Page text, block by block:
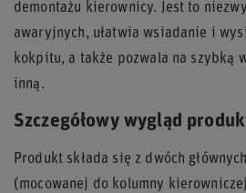
demontażu kierownicy. Jest to
awaryjnych, ułatwia wsiadanie i
kokpitu, a także pozwala na szybką
inną.
Szczegółowy wygląd
Produkt składa się z dwóch
(mocowanej do kolumny